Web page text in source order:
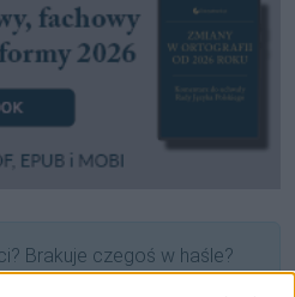
Brakuje czegoś w haśle?